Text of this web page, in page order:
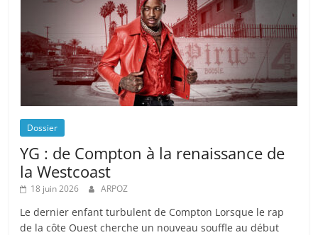
Dossier
YG : de Compton à la renaissance de
la Westcoast
18 juin 2026 ARPOZ
Le dernier enfant turbulent de Compton Lorsque le rap
de la côte Ouest cherche un nouveau souffle au début